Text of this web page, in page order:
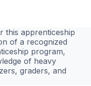
this apprenticeship
of a recognized
program,
of heavy
graders, and